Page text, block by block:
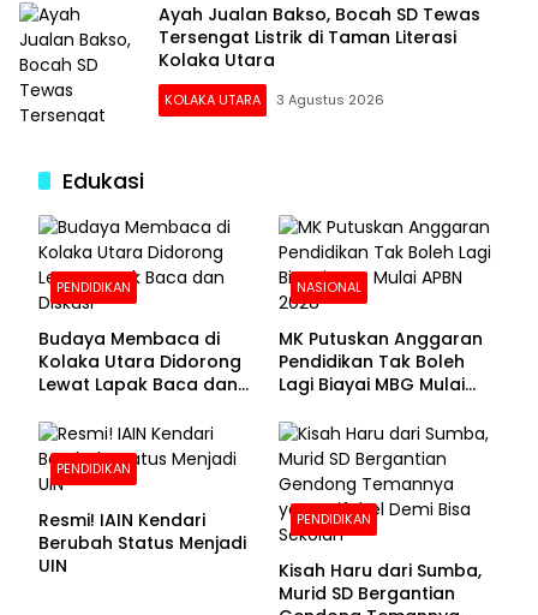
Ayah Jualan Bakso, Bocah SD Tewas
Tersengat Listrik di Taman Literasi
Kolaka Utara
KOLAKA UTARA 3 Agustus 2026
Edukasi
PENDIDIKAN
Budaya Membaca di
Kolaka Utara Didorong
Lewat Lapak Baca dan
NASIONAL
MK Putuskan Anggaran
Pendidikan Tak Boleh
Lagi Biayai MBG Mulai
PENDIDIKAN
Resmi! IAIN Kendari
Berubah Status Menjadi
UIN
PENDIDIKAN
Kisah Haru dari Sumba,
Murid SD Bergantian